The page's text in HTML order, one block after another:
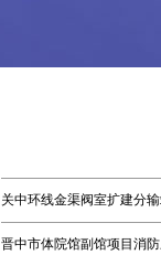
关中环线金渠阀室扩建分
晋中市体院馆副馆项目消